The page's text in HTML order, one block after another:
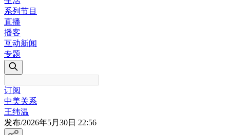
系列节目
直播
播客
互动新闻
专题
订阅
中美关系
王纬温
发布/2026年5月30日 22:56